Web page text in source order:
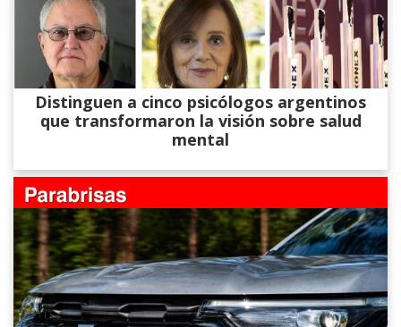
Distinguen a cinco psicólogos argentinos
que transformaron la visión sobre salud
mental